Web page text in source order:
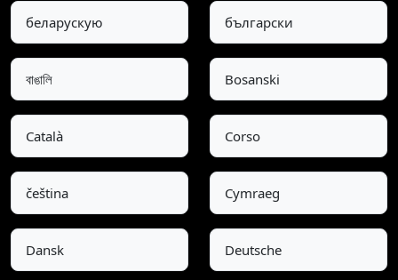
беларускую български
বাঙালি Bosanski
Català Corso
čeština Cymraeg
Dansk Deutsche